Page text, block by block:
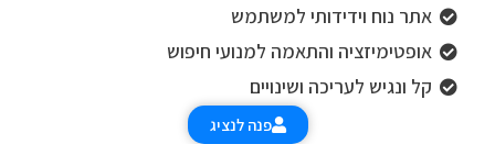
אתר נוח וידידותי למשתמש
אופטימיזציה והתאמה למנועי חיפוש
קל ונגיש לעריכה ושינויים
פנה לנציג